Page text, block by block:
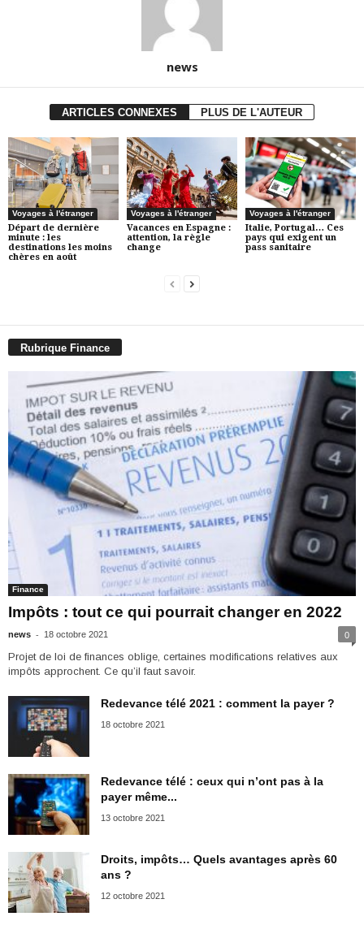
news
ARTICLES CONNEXES PLUS DE L'AUTEUR
Voyages à l'étranger
Départ de dernière
minute : les
destinations les moins
chères en août
Voyages à l'étranger
Vacances en Espagne :
attention, la règle
change
Voyages à l'étranger
Italie, Portugal… Ces
pays qui exigent un
pass sanitaire
Rubrique Finance
Finance
Impôts : tout ce qui pourrait changer en 2022
news - 18 octobre 2021 0
Projet de loi de finances oblige, certaines modifications relatives aux
impôts approchent. Ce qu’il faut savoir.
Redevance télé 2021 : comment la payer ?
18 octobre 2021
Redevance télé : ceux qui n’ont pas à la
payer même...
13 octobre 2021
Droits, impôts… Quels avantages après 60
ans ?
12 octobre 2021